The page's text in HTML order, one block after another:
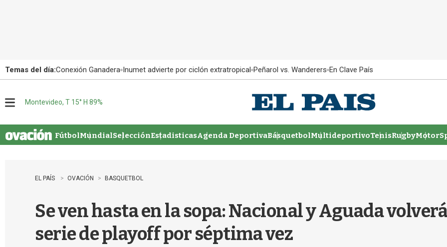
Temas del día:Conexión Ganadera Inumet advierte por ciclón extratropical Peñarol vs. Wanderers En Clave País
u
Montevideo, T 15° H 89%
FútbolMundialSelecciónEstadisticasAgenda DeportivaBásquetbolMultideportivoTenisRugby
EL PAÍS OVACIÓN BASQUETBOL
Se ven hasta en la sopa: Nacional y Aguada
serie de playoff por séptima vez